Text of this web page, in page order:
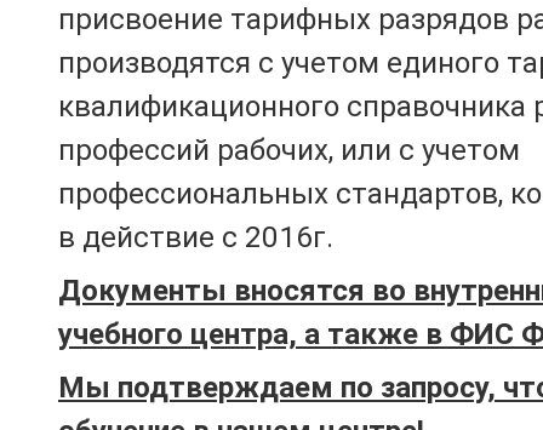
присвоение тарифных разрядов
производятся с учетом единого
квалификационного справочника
профессий рабочих, или с учетом
профессиональных стандартов,
в действие с 2016г.
Документы вносятся во
учебного центра, а также в ФИС
Мы подтверждаем по запросу,